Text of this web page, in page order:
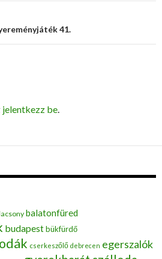
41.
jelentkezz be.
balatonfüred
budapestbükfürdő
cserkeszőlő debrecen egerszalók